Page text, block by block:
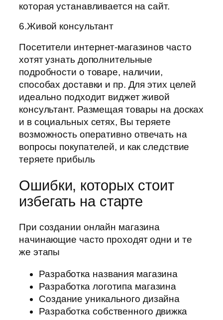
которая устанавливается на сайт.
6.Живой консультант
Посетители интернет-магазинов часто
хотят узнать дополнительные
подробности о товаре, наличии,
способах доставки и пр. Для этих целей
идеально подходит виджет живой
консультант. Размещая товары на досках
и в социальных сетях, Вы теряете
возможность оперативно отвечать на
вопросы покупателей, и как следствие
теряете прибыль
Ошибки, которых стоит
избегать на старте
При создании онлайн магазина
начинающие часто проходят одни и те
же этапы
Разработка названия магазина
Разработка логотипа магазина
Создание уникального дизайна
Разработка собственного движка